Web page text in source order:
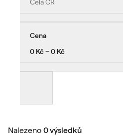
Celá ČR
Cena
0 Kč − 0 Kč
Nalezeno 0 výsledků